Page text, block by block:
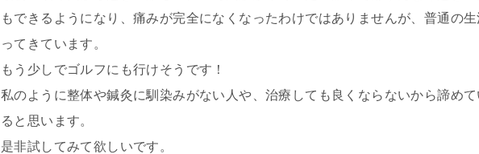
もできるようになり、痛みが完全になくなったわけではありませんが、普通の
ってきています。
もう少しでゴルフにも行けそうです！
私のように整体や鍼灸に馴染みがない人や、治療しても良くならないから諦め
ると思います。
是非試してみて欲しいです。